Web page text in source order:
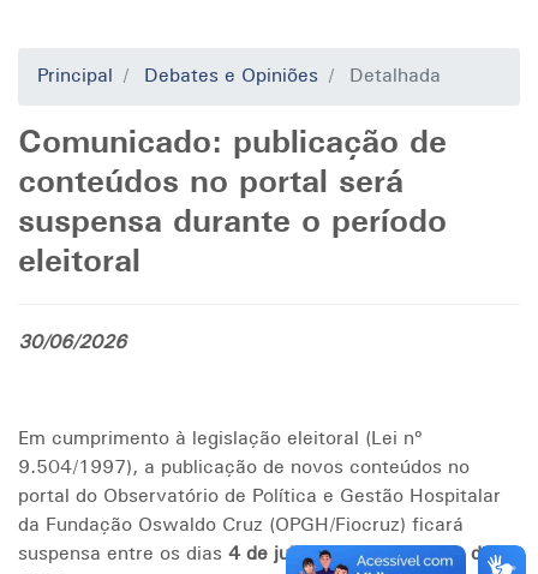
Principal Debates e Opiniões Detalhada
Comunicado: publicação de
conteúdos no portal será
suspensa durante o período
eleitoral
30/06/2026
Em cumprimento à legislação eleitoral (Lei nº
9.504/1997), a publicação de novos conteúdos no
portal do Observatório de Política e Gestão Hospitalar
da Fundação Oswaldo Cruz (OPGH/Fiocruz) ficará
suspensa entre os dias 4 de julhoe
25 de outubro de